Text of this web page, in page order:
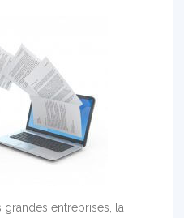
entreprises, la